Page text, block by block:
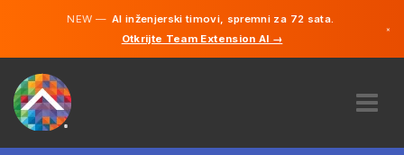
NEW —AI inženjerski timovi, spremni za 72 sata.
Otkrijte Team Extension AI →
×